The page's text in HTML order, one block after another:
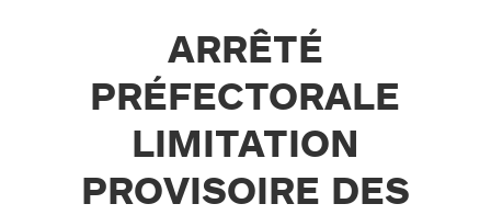
ARRÊTÉ
PRÉFECTORALE
LIMITATION
PROVISOIRE DES